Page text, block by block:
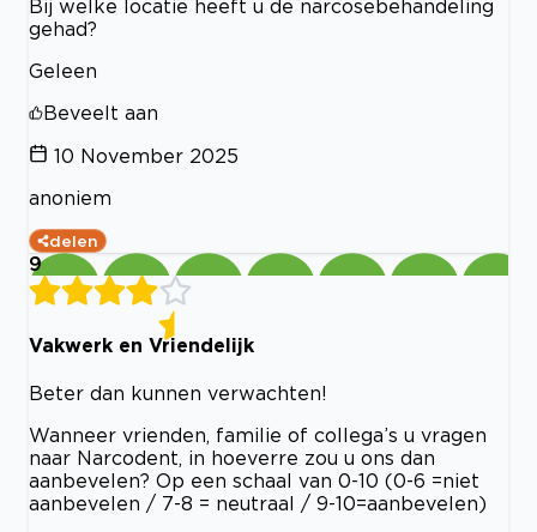
Bij welke locatie heeft u de narcosebehandeling
gehad?
Geleen
Beveelt aan
10 November 2025
anoniem
delen
9
Vakwerk en Vriendelijk
Beter dan kunnen verwachten!
Wanneer vrienden, familie of collega’s u vragen
naar Narcodent, in hoeverre zou u ons dan
aanbevelen? Op een schaal van 0-10 (0-6 =niet
aanbevelen / 7-8 = neutraal / 9-10=aanbevelen)